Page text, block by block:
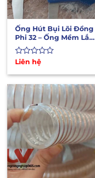
Ống Hút Bụi Lõi Đồng
Phi 32 – Ống Mềm Lắp
Máy Hút Bụi CNC
Được
hạng
0
5
sao
Liên hệ